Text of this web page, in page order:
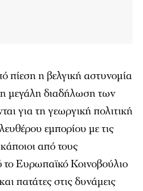
πίεση η βελγική αστυνομία
μεγάλη διαδήλωση των
για τη γεωργική πολιτική
εμπορίου με τις
από τους
Ευρωπαϊκό Κοινοβούλιο
πατάτες στις δυνάμεις